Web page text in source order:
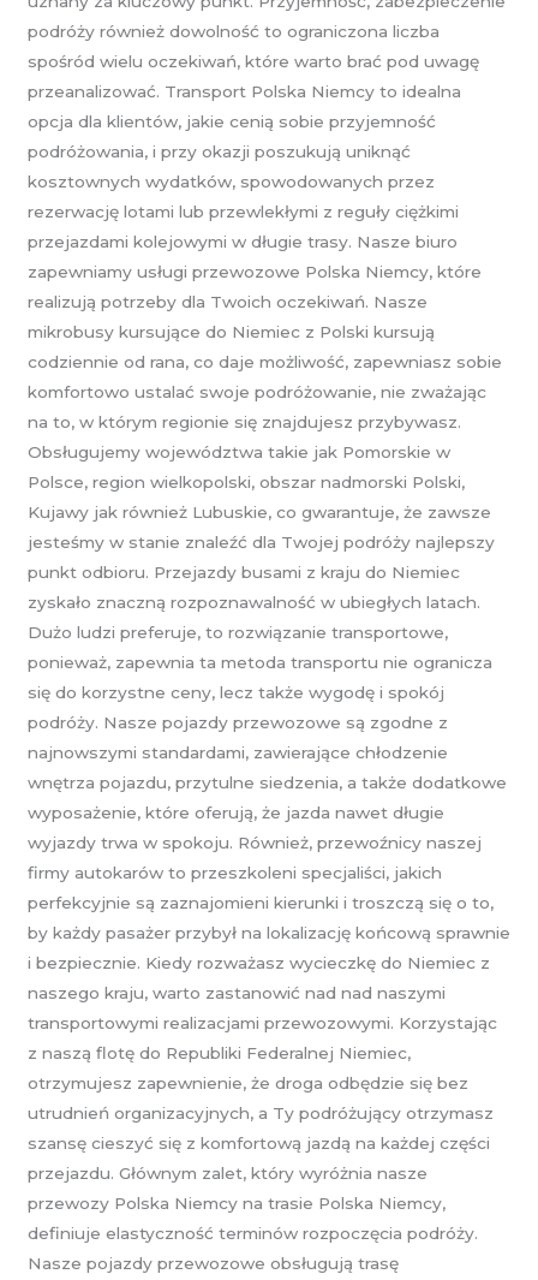
podróży również dowolność to ograniczona liczba
spośród wielu oczekiwań, które warto brać pod uwagę
przeanalizować. Transport Polska Niemcy to idealna
opcja dla klientów, jakie cenią sobie przyjemność
podróżowania, i przy okazji poszukują uniknąć
kosztownych wydatków, spowodowanych przez
rezerwację lotami lub przewlekłymi z reguły ciężkimi
przejazdami kolejowymi w długie trasy. Nasze biuro
zapewniamy usługi przewozowe Polska Niemcy, które
realizują potrzeby dla Twoich oczekiwań. Nasze
mikrobusy kursujące do Niemiec z Polski kursują
codziennie od rana, co daje możliwość, zapewniasz sobie
komfortowo ustalać swoje podróżowanie, nie zważając
na to, w którym regionie się znajdujesz przybywasz.
Obsługujemy województwa takie jak Pomorskie w
Polsce, region wielkopolski, obszar nadmorski Polski,
Kujawy jak również Lubuskie, co gwarantuje, że zawsze
jesteśmy w stanie znaleźć dla Twojej podróży najlepszy
punkt odbioru. Przejazdy busami z kraju do Niemiec
zyskało znaczną rozpoznawalność w ubiegłych latach.
Dużo ludzi preferuje, to rozwiązanie transportowe,
ponieważ, zapewnia ta metoda transportu nie ogranicza
się do korzystne ceny, lecz także wygodę i spokój
podróży. Nasze pojazdy przewozowe są zgodne z
najnowszymi standardami, zawierające chłodzenie
wnętrza pojazdu, przytulne siedzenia, a także dodatkowe
wyposażenie, które oferują, że jazda nawet długie
wyjazdy trwa w spokoju. Również, przewoźnicy naszej
firmy autokarów to przeszkoleni specjaliści, jakich
perfekcyjnie są zaznajomieni kierunki i troszczą się o to,
by każdy pasażer przybył na lokalizację końcową sprawnie
i bezpiecznie. Kiedy rozważasz wycieczkę do Niemiec z
naszego kraju, warto zastanowić nad nad naszymi
transportowymi realizacjami przewozowymi. Korzystając
z naszą flotę do Republiki Federalnej Niemiec,
otrzymujesz zapewnienie, że droga odbędzie się bez
utrudnień organizacyjnych, a Ty podróżujący otrzymasz
szansę cieszyć się z komfortową jazdą na każdej części
przejazdu. Głównym zalet, który wyróżnia nasze
przewozy Polska Niemcy na trasie Polska Niemcy,
definiuje elastyczność terminów rozpoczęcia podróży.
Nasze pojazdy przewozowe obsługują trasę